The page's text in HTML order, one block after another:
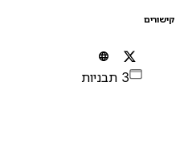
קישורים
3 תבניות